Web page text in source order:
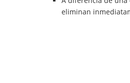
eliminan